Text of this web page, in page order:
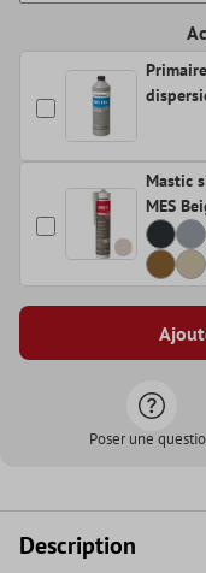
Mastic
MES
Poser une
Description